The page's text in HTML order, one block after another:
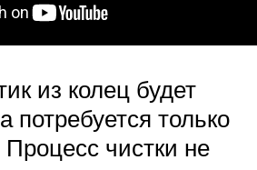
из колец будет
потребуется только
Процесс чистки не